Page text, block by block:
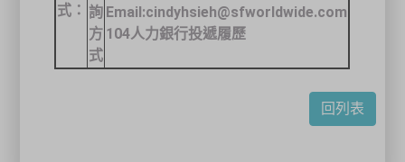
式： 詢
方
式
Email:cindyhsieh@sfworldwide.com
104人力銀行投遞履歷
回列表
關閉